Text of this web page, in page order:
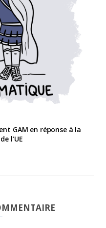
GAM en réponse à la
l’UE